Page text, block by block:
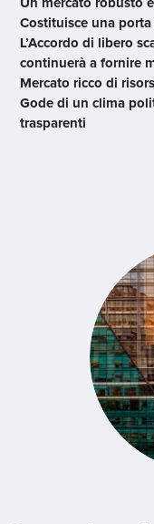
Un mercato robusto
Costituisce una
L’Accordo di libero
continuerà a fornire
Mercato ricco di
Gode di un clima
trasparenti